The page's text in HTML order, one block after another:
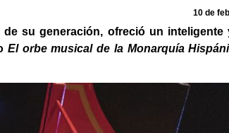
10 de
su generación, ofreció un inteligente
El orbe musical de la Monarquía